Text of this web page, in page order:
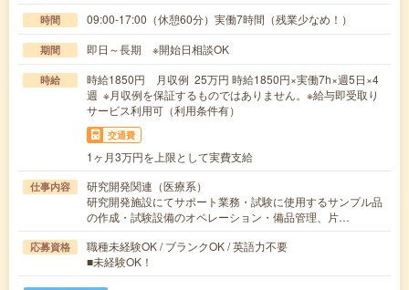
時間 09:00-17:00（休憩60分）実働7時間（残業少なめ！）
期間 即日～長期 ※開始日相談OK
時給
時給1850円 月収例 25万円 時給1850円×実働7h×週5日×4
週 ※月収例を保証するものではありません。※給与即受取り
サービス利用可（利用条件有）
交通費
1ヶ月3万円を上限として実費支給
仕事内容
研究開発関連（医療系）
研究開発施設にてサポート業務・試験に使用するサンプル品
の作成・試験設備のオペレーション・備品管理、片…
応募資格
職種未経験OK / ブランクOK / 英語力不要
■未経験OK！